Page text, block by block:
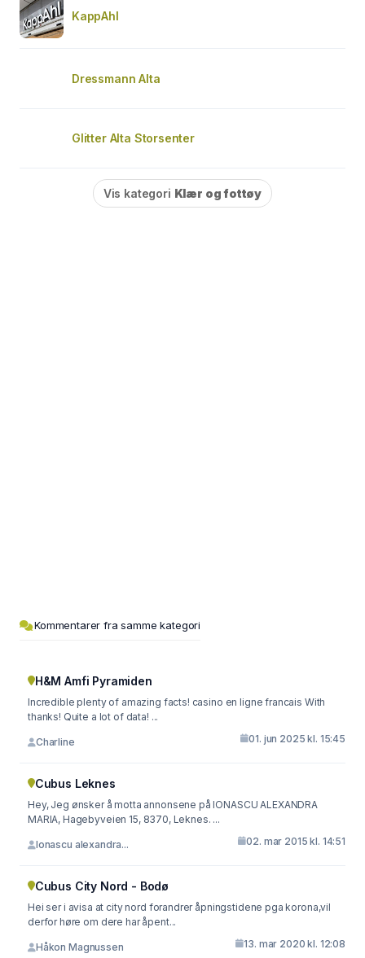
KappAhl
Dressmann Alta
Glitter Alta Storsenter
Vis kategori Klær og fottøy
Kommentarer fra samme kategori
H&M Amfi Pyramiden
Incredible plenty of amazing facts! casino en ligne francais With
thanks! Quite a lot of data! ...
Charline 01. jun 2025 kl. 15:45
Cubus Leknes
Hey, Jeg ønsker å motta annonsene på IONASCU ALEXANDRA
MARIA, Hagebyveien 15, 8370, Leknes. ...
Ionascu alexandra... 02. mar 2015 kl. 14:51
Cubus City Nord - Bodø
Hei ser i avisa at city nord forandrer åpningstidene pga korona,vil
derfor høre om dere har åpent...
Håkon Magnussen 13. mar 2020 kl. 12:08